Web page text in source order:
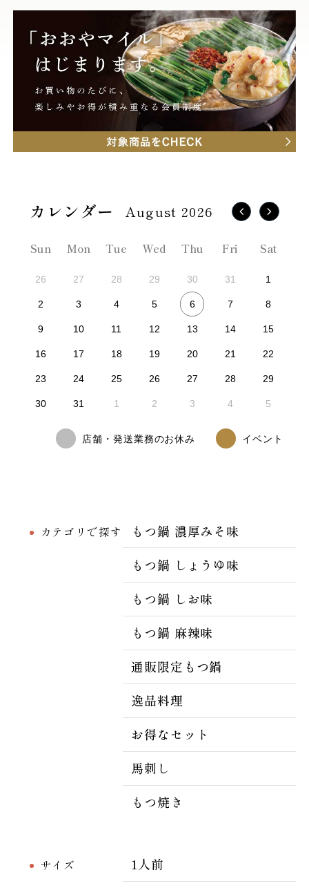
カテゴリで探す
もつ鍋 濃厚みそ味
もつ鍋 しょうゆ味
もつ鍋 しお味
もつ鍋 麻辣味
通販限定もつ鍋
逸品料理
お得なセット
馬刺し
もつ焼き
サイズ
1人前
August 2026
Sun Mon Tue Wed Thu Fri Sat
26 27 28 29 30 31 1
2 3 4 5 6 7 8
9 10 11 12 13 14 15
16 17 18 19 20 21 22
23 24 25 26 27 28 29
30 31 1 2 3 4 5
店舗・発送業務のお休み イベント